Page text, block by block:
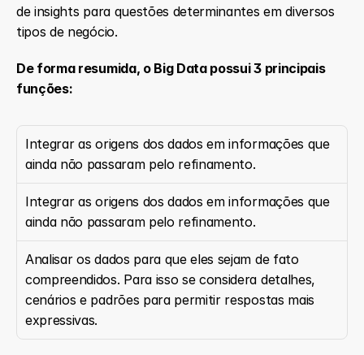
de insights para questões determinantes em diversos
tipos de negócio.
De forma resumida, o Big Data possui 3 principais
funções:
Integrar as origens dos dados em informações que
ainda não passaram pelo refinamento.
Integrar as origens dos dados em informações que
ainda não passaram pelo refinamento.
Analisar os dados para que eles sejam de fato
compreendidos. Para isso se considera detalhes,
cenários e padrões para permitir respostas mais
expressivas.